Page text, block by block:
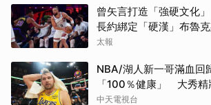
曾矢言打造「強硬文化
長約綁定「硬漢」布魯
太報
NBA/湖人新一哥滿血回
「100％健康」 大秀精
中天電視台